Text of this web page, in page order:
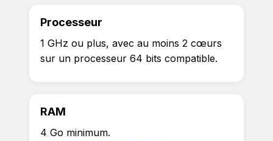
Processeur
1 GHz ou plus, avec au moins 2 cœurs
sur un processeur 64 bits compatible.
RAM
4 Go minimum.